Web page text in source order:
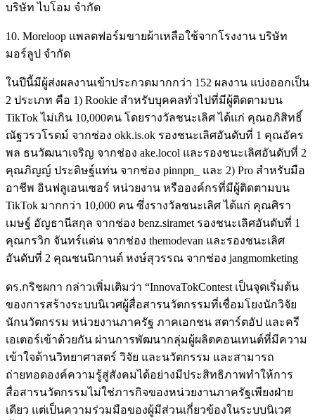
บริษัท ไบโอม จำกัด
10. Moreloop แพลตฟอร์มขายผ้าเหลือใช้จากโรงงาน บริษัท
มอร์ลูป จำกัด
ในปีนี้มีผู้ส่งผลงานเข้าประกวดมากกว่า 152 ผลงาน แบ่งออกเป็น
2 ประเภท คือ 1) Rookie สำหรับบุคคลทั่วไปที่มีผู้ติดตามบน
TikTok ไม่เกิน 10,000คน โดยรางวัลชนะเลิศ ได้แก่ คุณอภิสิทธิ์
ณัฐวรวโรตม์ จากช่อง okk.is.ok รองชนะเลิศอันดับที่ 1 คุณอัคร
พล ธนวัฒนาเจริญ จากช่อง ake.locol และรองชนะเลิศอันดับที่ 2
คุณภิญญ์ ประดิษฐ์แท่น จากช่อง pinnpn_ และ 2) Pro สำหรับมือ
อาชีพ อินฟลูเอนเซอร์ หน่วยงาน หรือองค์กรที่มีผู้ติดตามบน
TikTok มากกว่า 10,000 คน ซึ่งรางวัลชนะเลิศ ได้แก่ คุณศิรา
เมษฐ์ อัญธานีสกุล จากช่อง benz.siramet รองชนะเลิศอันดับที่ 1
คุณกรวิก จันทร์แด่น จากช่อง themodevan และรองชนะเลิศ
อันดับที่ 2 คุณชนนิกานต์ หงษ์สุวรรณ จากช่อง jangmomketing
ดร.กริชผกา กล่าวเพิ่มเติมว่า “InnovaTokContest เป็นจุดเริ่มต้น
ของการสร้างระบบนิเวศผู้สื่อสารนวัตกรรมที่เชื่อมโยงนักวิจัย
นักนวัตกรรม หน่วยงานภาครัฐ ภาคเอกชน สตาร์ตอัป และครี
เอเตอร์เข้าด้วยกัน ผ่านการพัฒนากลุ่มผู้ผลิตคอนเทนต์ที่มีความ
เข้าใจด้านวิทยาศาสตร์ วิจัย และนวัตกรรม และสามารถ
ถ่ายทอดองค์ความรู้สู่สังคมได้อย่างมีประสิทธิภาพทำให้การ
สื่อสารนวัตกรรมไม่ใช่ภารกิจของหน่วยงานภาครัฐเพียงฝ่าย
เดียว แต่เป็นความร่วมมือของผู้มีส่วนเกี่ยวข้องในระบบนิเวศ